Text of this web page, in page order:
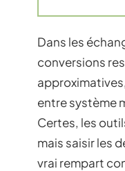
Dans les
conversions
entre système
Certes, les
mais saisir les
vrai rempart